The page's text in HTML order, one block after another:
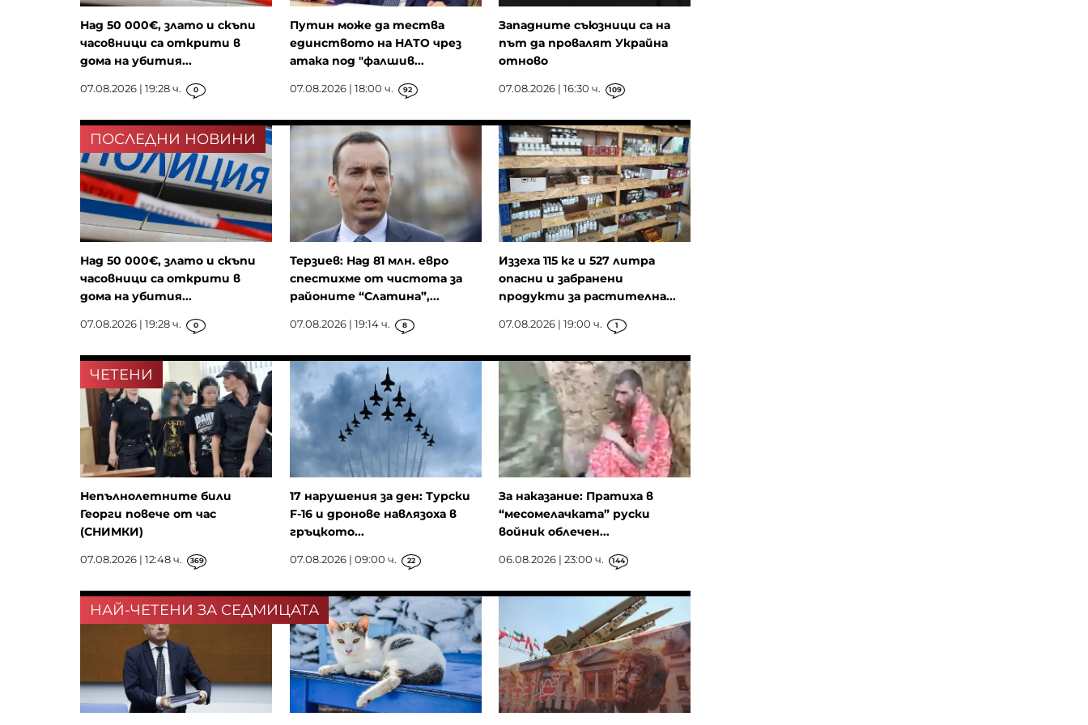
Над 50 000€, злато и скъпи
часовници са открити в
дома на убития...
07.08.2026 | 19:28 ч. 0
Путин може да тества
единството на НАТО чрез
атака под "фалшив...
07.08.2026 | 18:00 ч. 92
Западните съюзници са на
път да провалят Украйна
отново
07.08.2026 | 16:30 ч. 109
ПОСЛЕДНИ НОВИНИ
Над 50 000€, злато и скъпи
часовници са открити в
дома на убития...
07.08.2026 | 19:28 ч. 0
Терзиев: Над 81 млн. евро
спестихме от чистота за
районите “Слатина”,...
07.08.2026 | 19:14 ч. 8
Иззеха 115 кг и 527 литра
опасни и забранени
продукти за растителна...
07.08.2026 | 19:00 ч. 1
ЧЕТЕНИ
Непълнолетните били
Георги повече от час
(СНИМКИ)
07.08.2026 | 12:48 ч. 369
17 нарушения за ден: Турски
F-16 и дронове навлязоха в
гръцкото...
07.08.2026 | 09:00 ч. 22
За наказание: Пратиха в
“месомелачката” руски
войник облечен...
06.08.2026 | 23:00 ч. 144
НАЙ-ЧЕТЕНИ ЗА СЕДМИЦАТА